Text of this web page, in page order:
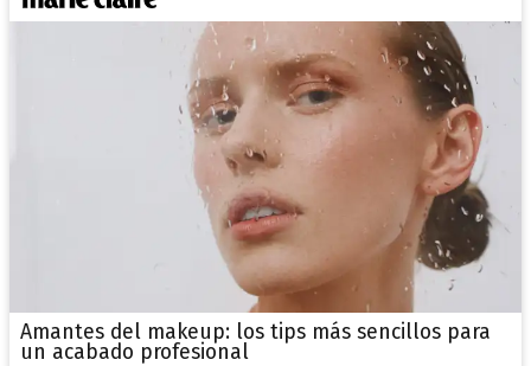
Amantes del makeup: los tips más sencillos para
un acabado profesional